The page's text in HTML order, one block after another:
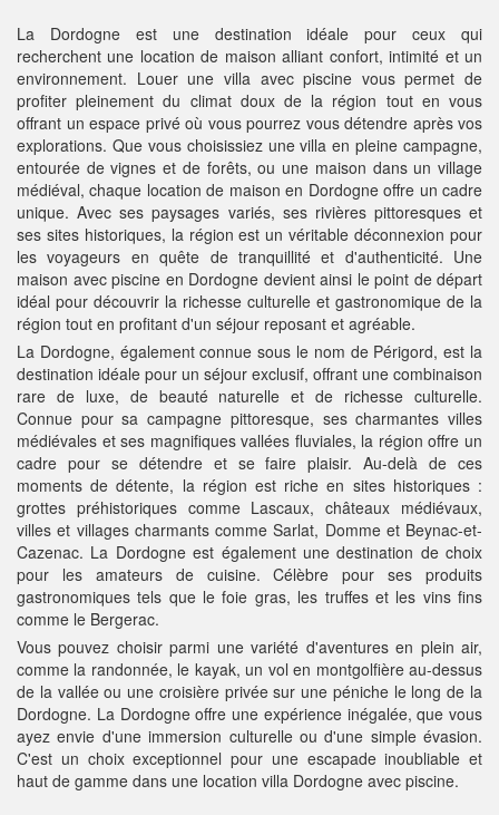
La Dordogne est une destination idéale pour ceux qui
recherchent une location de maison alliant confort, intimité et un
environnement. Louer une villa avec piscine vous permet de
profiter pleinement du climat doux de la région tout en vous
offrant un espace privé où vous pourrez vous détendre après vos
explorations. Que vous choisissiez une villa en pleine campagne,
entourée de vignes et de forêts, ou une maison dans un village
médiéval, chaque location de maison en Dordogne offre un cadre
unique. Avec ses paysages variés, ses rivières pittoresques et
ses sites historiques, la région est un véritable déconnexion pour
les voyageurs en quête de tranquillité et d'authenticité. Une
maison avec piscine en Dordogne devient ainsi le point de départ
idéal pour découvrir la richesse culturelle et gastronomique de la
région tout en profitant d'un séjour reposant et agréable.
La Dordogne, également connue sous le nom de Périgord, est la
destination idéale pour un séjour exclusif, offrant une combinaison
rare de luxe, de beauté naturelle et de richesse culturelle.
Connue pour sa campagne pittoresque, ses charmantes villes
médiévales et ses magnifiques vallées fluviales, la région offre un
cadre pour se détendre et se faire plaisir. Au-delà de ces
moments de détente, la région est riche en sites historiques :
grottes préhistoriques comme Lascaux, châteaux médiévaux,
villes et villages charmants comme Sarlat, Domme et Beynac-et-
Cazenac. La Dordogne est également une destination de choix
pour les amateurs de cuisine. Célèbre pour ses produits
gastronomiques tels que le foie gras, les truffes et les vins fins
comme le Bergerac.
Vous pouvez choisir parmi une variété d'aventures en plein air,
comme la randonnée, le kayak, un vol en montgolfière au-dessus
de la vallée ou une croisière privée sur une péniche le long de la
Dordogne. La Dordogne offre une expérience inégalée, que vous
ayez envie d'une immersion culturelle ou d'une simple évasion.
C'est un choix exceptionnel pour une escapade inoubliable et
haut de gamme dans une location villa Dordogne avec piscine.